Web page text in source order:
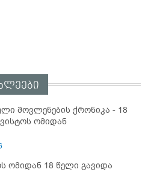
მოვლენების ქრონიკა - 18
ომიდან
ომიდან 18 წელი გავიდა